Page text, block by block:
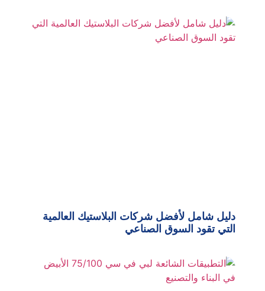
دليل شامل لأفضل شركات البلاستيك العالمية
التي تقود السوق الصناعي